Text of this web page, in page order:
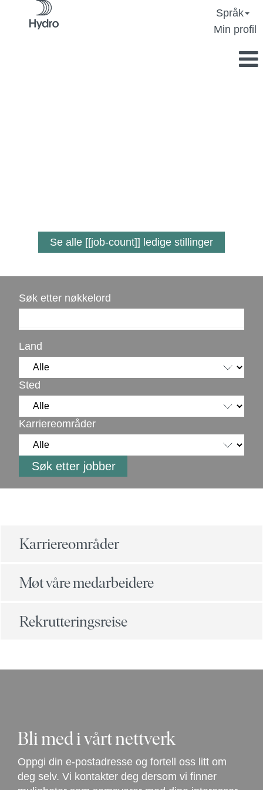
Språk
Min profil
Se alle [[job-count]] ledige stillinger
Søk etter nøkkelord
Land
Sted
Karriereområder
Karriereområder
Møt våre medarbeidere
Rekrutteringsreise
Bli med i vårt nettverk
Oppgi din e-postadresse og fortell oss litt om
deg selv. Vi kontakter deg dersom vi finner